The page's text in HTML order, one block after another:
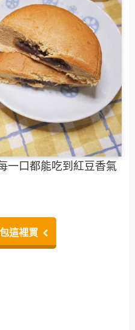
一口都能吃到紅豆香氣
這裡買